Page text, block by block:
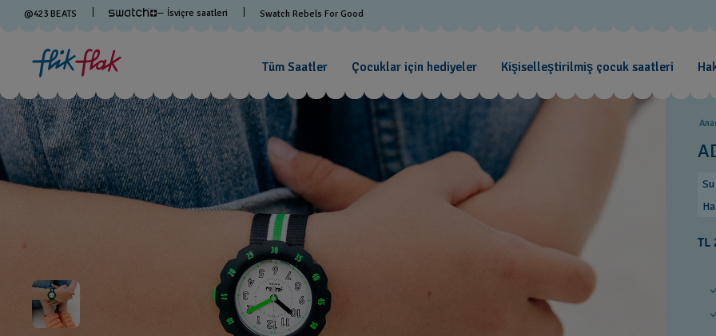
@423 BEATS — İsviçre saatleri Swatch Rebels For Good
Tüm Saatler Çocuklar için hediyeler Kişiselleştirilmiş çocuk saatleri
TL